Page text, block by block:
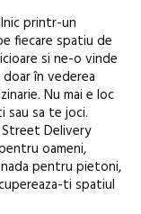
printr-un
fiecare spatiu de
si ne-o vinde
în vederea
Nu mai e loc
sau sa te joci.
Delivery
oameni,
pentru pietoni,
ti spatiul